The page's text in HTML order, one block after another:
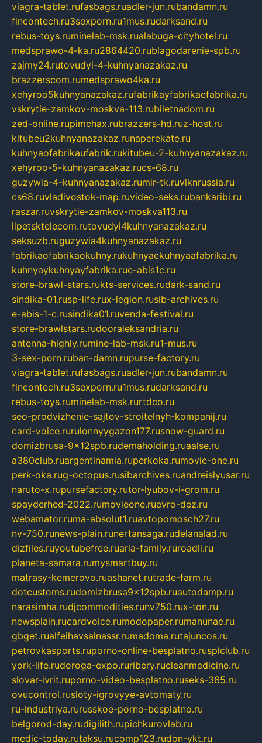
viagra-tablet.rufasbags.ruadler-jun.rubandamn.ru
fincontech.ru3sexporn.ru1mus.rudarksand.ru
rebus-toys.ruminelab-msk.rualabuga-cityhotel.ru
medsprawo-4-ka.ru2864420.rublagodarenie-spb.ru
zajmy24.rutovudyi-4-kuhnyanazakaz.ru
brazzerscom.rumedsprawo4ka.ru
xehyroo5kuhnyanazakaz.rufabrikayfabrikaefabrika.ru
vskrytie-zamkov-moskva-113.rubiletnadom.ru
zed-online.rupimchax.rubrazzers-hd.ruz-host.ru
kitubeu2kuhnyanazakaz.runaperekate.ru
kuhnyaofabrikaufabrik.rukitubeu-2-kuhnyanazakaz.ru
xehyroo-5-kuhnyanazakaz.rucs-68.ru
guzywia-4-kuhnyanazakaz.rumir-tk.ruvlknrussia.ru
cs68.ruvladivostok-map.ruvideo-seks.rubankaribi.ru
raszar.ruvskrytie-zamkov-moskva113.ru
lipetsktelecom.rutovudyi4kuhnyanazakaz.ru
seksuzb.ruguzywia4kuhnyanazakaz.ru
fabrikaofabrikaokuhny.rukuhnyaekuhnyaafabrika.ru
kuhnyaykuhnyayfabrika.rue-abis1c.ru
store-brawl-stars.rukts-services.rudark-sand.ru
sindika-01.rusp-life.rux-legion.rusib-archives.ru
e-abis-1-c.rusindika01.ruvenda-festival.ru
store-brawlstars.rudooraleksandria.ru
antenna-highly.rumine-lab-msk.ru1-mus.ru
3-sex-porn.ruban-damn.rupurse-factory.ru
viagra-tablet.rufasbags.ruadler-jun.rubandamn.ru
fincontech.ru3sexporn.ru1mus.rudarksand.ru
rebus-toys.ruminelab-msk.rurtdco.ru
seo-prodvizhenie-sajtov-stroitelnyh-kompanij.ru
card-voice.rurulonnyygazon177.rusnow-guard.ru
domizbrusa-9x12spb.rudemaholding.ruaalse.ru
a380club.ruargentinamia.ruperkoka.rumovie-one.ru
perk-oka.rug-octopus.rusibarchives.ruandreislyusar.ru
naruto-x.rupursefactory.rutor-lyubov-i-grom.ru
spayderhed-2022.rumovieone.ruevro-dez.ru
webamator.ruma-absolut1.ruavtopomosch27.ru
nv-750.runews-plain.runertansaga.rudelanalad.ru
dizfiles.ruyoutubefree.ruaria-family.ruroadli.ru
planeta-samara.rumysmartbuy.ru
matrasy-kemerovo.ruashanet.rutrade-farm.ru
dotcustoms.rudomizbrusa9x12spb.ruautodamp.ru
narasimha.rudjcommodities.runv750.rux-ton.ru
newsplain.rucardvoice.rumodopaper.rumanunae.ru
gbget.rualfeihavsalnassr.rumadoma.rutajuncos.ru
petrovkasports.ruporno-online-besplatno.rusplclub.ru
york-life.rudoroga-expo.ruribery.rucleanmedicine.ru
slovar-ivrit.ruporno-video-besplatno.ruseks-365.ru
ovucontrol.rusloty-igrovyye-avtomaty.ru
ru-industriya.rurusskoe-porno-besplatno.ru
belgorod-day.rudigilith.rupichkurovlab.ru
medic-today.rutaksu.rucomp123.rudon-ykt.ru